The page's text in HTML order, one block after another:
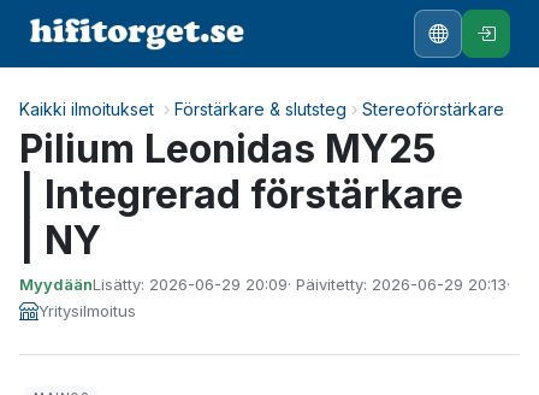
Kaikki ilmoitukset › Förstärkare & slutsteg › Stereoförstärkare
Pilium Leonidas MY25
| Integrerad förstärkare
| NY
MyydäänLisätty: 2026-06-29 20:09· Päivitetty: 2026-06-29 20:13·
Yritysilmoitus